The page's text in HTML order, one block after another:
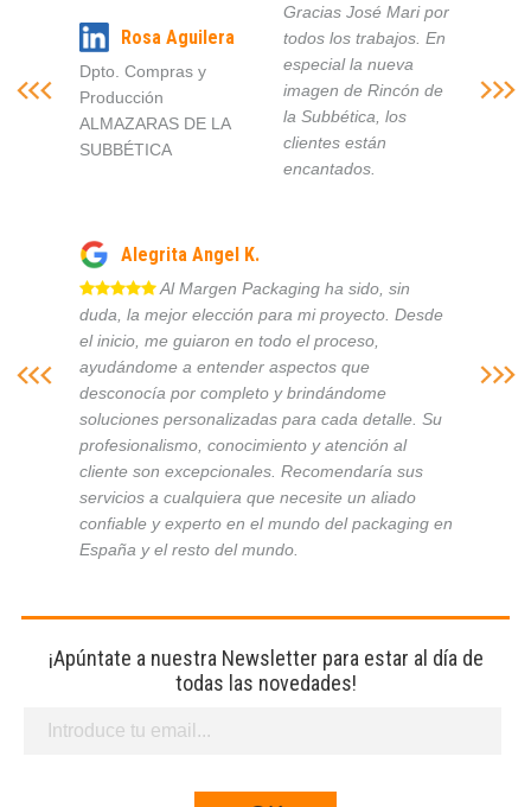
Rosa Aguilera
Dpto. Compras y
Producción
ALMAZARAS DE LA
SUBBÉTICA
Gracias José Mari por
todos los trabajos. En
especial la nueva
imagen de Rincón de
la Subbética, los
clientes están
encantados.
Alegrita Angel K.
Al Margen Packaging ha sido, sin
duda, la mejor elección para mi proyecto. Desde
el inicio, me guiaron en todo el proceso,
ayudándome a entender aspectos que
desconocía por completo y brindándome
soluciones personalizadas para cada detalle. Su
profesionalismo, conocimiento y atención al
cliente son excepcionales. Recomendaría sus
servicios a cualquiera que necesite un aliado
confiable y experto en el mundo del packaging en
España y el resto del mundo.
¡Apúntate a nuestra Newsletter para estar al día de
todas las novedades!